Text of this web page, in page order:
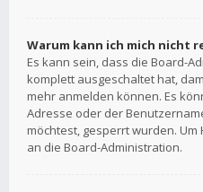
Warum kann ich mich nicht
Es kann sein, dass die Board-
komplett ausgeschaltet hat,
mehr anmelden können. Es
Adresse oder der
möchtest, gesperrt wurden.
an die Board-Administration.